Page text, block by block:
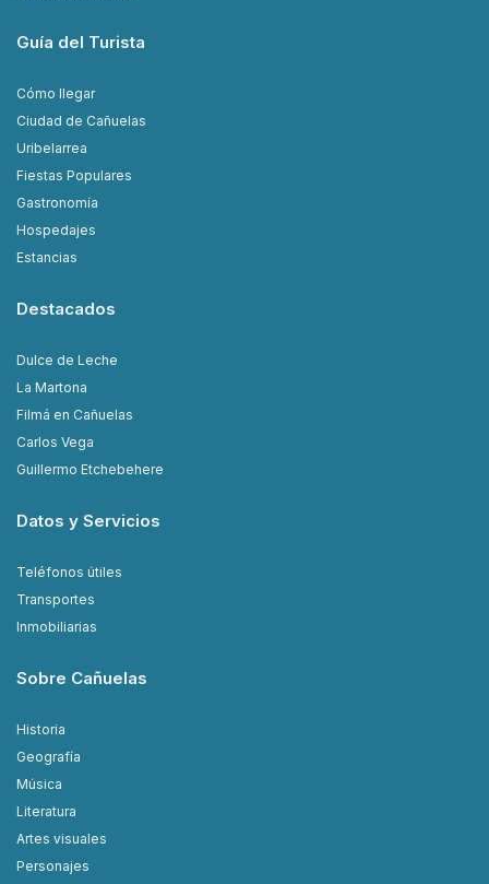
Guía del Turista
Cómo llegar
Ciudad de Cañuelas
Uribelarrea
Fiestas Populares
Gastronomía
Hospedajes
Estancias
Destacados
Dulce de Leche
La Martona
Filmá en Cañuelas
Carlos Vega
Guillermo Etchebehere
Datos y Servicios
Teléfonos útiles
Transportes
Inmobiliarias
Sobre Cañuelas
Historia
Geografía
Música
Literatura
Artes visuales
Personajes